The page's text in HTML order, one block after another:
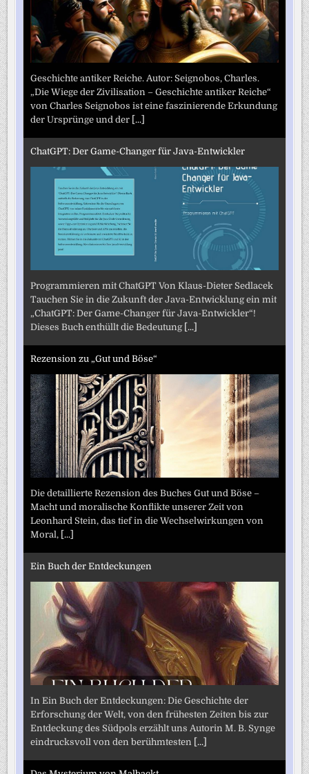
Geschichte antiker Reiche. Autor: Seignobos, Charles.
„Die Wiege der Zivilisation – Geschichte antiker Reiche“
von Charles Seignobos ist eine faszinierende Erkundung
der Ursprünge und der [...]
ChatGPT: Der Game-Changer für Java-Entwickler
Programmieren mit ChatGPT Von Klaus-Dieter Sedlacek
Tauchen Sie in die Zukunft der Java-Entwicklung ein mit
„ChatGPT: Der Game-Changer für Java-Entwickler“!
Dieses Buch enthüllt die Bedeutung [...]
Rezension zu „Gut und Böse“
Die detaillierte Rezension des Buches Gut und Böse –
Macht und moralische Konflikte unserer Zeit von
Leonhard Stein, das tief in die Wechselwirkungen von
Moral, [...]
Ein Buch der Entdeckungen
In Ein Buch der Entdeckungen: Die Geschichte der
Erforschung der Welt, von den frühesten Zeiten bis zur
Entdeckung des Südpols erzählt uns Autorin M. B. Synge
eindrucksvoll von den berühmtesten [...]